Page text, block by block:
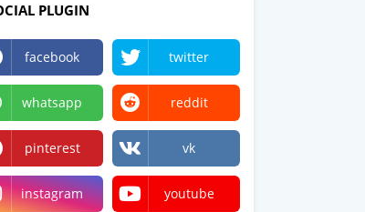
PLUGIN
facebook twitter
whatsapp reddit
pinterest vk
instagram youtube